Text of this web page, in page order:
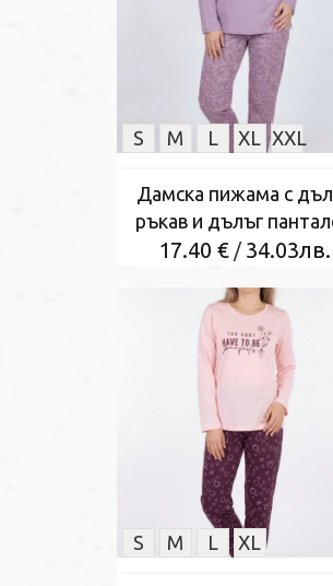
S M L XL XXL
Дамска пижама с
ръкав и дълъг
17.40 €/ 34.03лв.
S M L XL